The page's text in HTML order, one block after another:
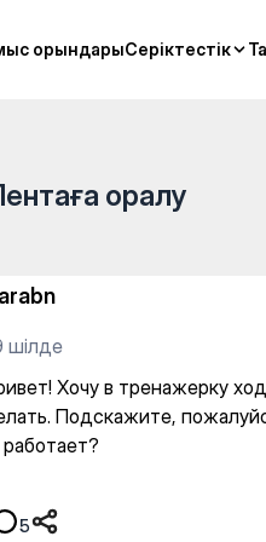
орындарыСеріктестік
орындарыСеріктестік
ходить,
оралу
шілде
Хочу в тренажерку
Подскажите,
5